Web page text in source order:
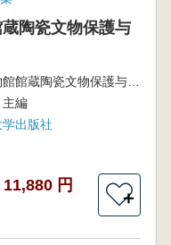
陶瓷文物保護与
湖北博物館館蔵陶瓷文物保護与利用研究叢書
編
出版社
11,880 円
＋